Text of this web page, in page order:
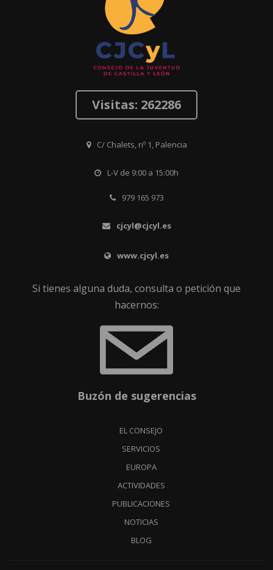
Visitas: 262286
C/ Chalets, nº 1, Palencia
L-V de 9:00 a 15:00h
979 165 973
cjcyl@cjcyl.es
www.cjcyl.es
Si tienes alguna duda, consulta o petición que
hacernos:
Buzón de sugerencias
EL CONSEJO
SERVICIOS
EUROPA
ACTIVIDADES
PUBLICACIONES
NOTICIAS
BLOG